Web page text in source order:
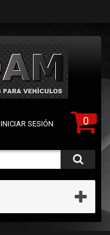
0
INICIAR SESIÓN